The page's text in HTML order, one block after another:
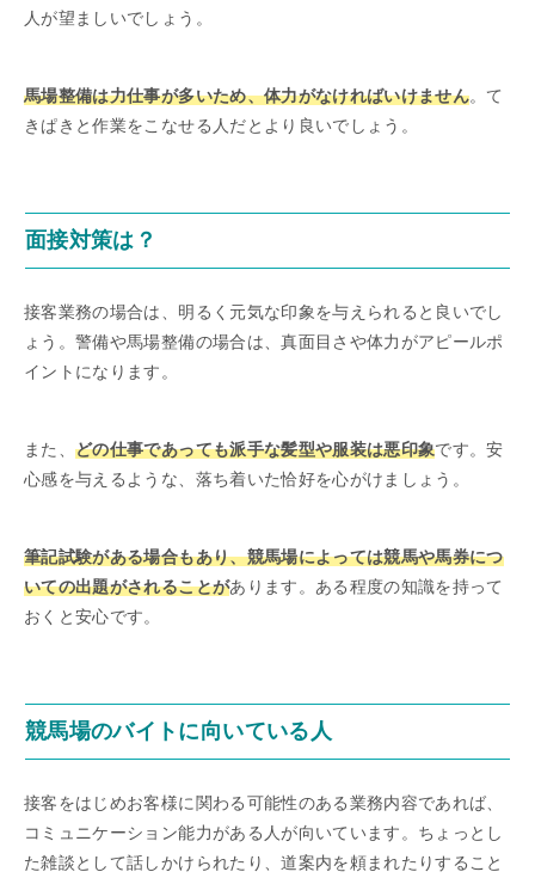
人が望ましいでしょう。
馬場整備は力仕事が多いため、体力がなければいけません。て
きぱきと作業をこなせる人だとより良いでしょう。
面接対策は？
接客業務の場合は、明るく元気な印象を与えられると良いでし
ょう。警備や馬場整備の場合は、真面目さや体力がアピールポ
イントになります。
また、どの仕事であっても派手な髪型や服装は悪印象です。安
心感を与えるような、落ち着いた恰好を心がけましょう。
筆記試験がある場合もあり、競馬場によっては競馬や馬券につ
いての出題がされることがあります。ある程度の知識を持って
おくと安心です。
競馬場のバイトに向いている人
接客をはじめお客様に関わる可能性のある業務内容であれば、
コミュニケーション能力がある人が向いています。ちょっとし
た雑談として話しかけられたり、道案内を頼まれたりすること